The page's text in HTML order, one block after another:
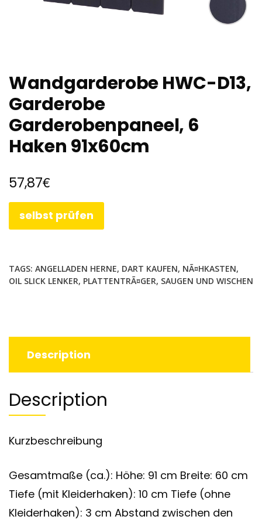
Wandgarderobe HWC-D13,
Garderobe
Garderobenpaneel, 6
Haken 91x60cm
57,87€
selbst prüfen
TAGS: ANGELLADEN HERNE, DART KAUFEN, NÃ¤HKASTEN,
OIL SLICK LENKER, PLATTENTRÃ¤GER, SAUGEN UND WISCHEN
Description
Description
Kurzbeschreibung
Gesamtmaße (ca.): Höhe: 91 cm Breite: 60 cm
Tiefe (mit Kleiderhaken): 10 cm Tiefe (ohne
Kleiderhaken): 3 cm Abstand zwischen den